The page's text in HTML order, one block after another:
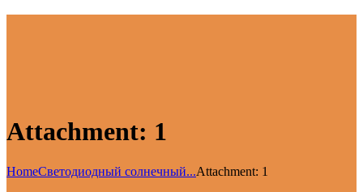
Attachment: 1
HomeСветодиодный солнечный...Attachment: 1